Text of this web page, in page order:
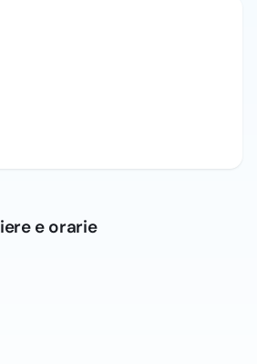
e orarie